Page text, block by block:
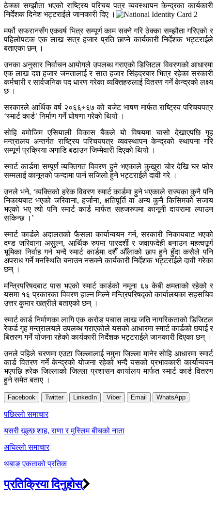
ठेक्का सम्झौता भएको राष्ट्रिय परिचय पत्र व्यवस्थापन केन्द्रका कार्यकारी
निर्देशक दिनेश भट्टराईले जानकारी दिए ।
मर्फो सफरानसँग एकवर्ष भित्र सम्पूर्ण काम सक्ने गरि ठेक्का सम्झौता गरिएको र
पहिलोपटक एक लाख सत्र हजार प्रति छाप्ने कार्यकारी निर्देशक भट्टराईले
बताएका छन् ।
उनका अनुसार निर्वाचन आयोगले उपलब्ध गराएको डिजिटल विवरणको आधारमा
एक लाख दश हजार जनतालाई र सात हजार सिंहदरबार भित्र रहेका सरकारी
कर्मचारी र सार्वजनिक पद धारण गरेका व्यक्तिहरुलाई वितरण गर्ने केन्द्रको लक्ष्य
छ ।
सरकारले आर्थिक वर्ष २०६६÷६७ को बजेट भाषण मार्फत राष्ट्रिय परिचयपत्र
‘स्मार्ट कार्ड’ निर्माण गर्ने घोषणा गरेको थियो ।
सोहि बमोजिम एसियाली विकास बैंकले यो विषयमा चासो देखाएपछि गृह
मन्त्रालय अन्तर्गत राष्ट्रिय परिचयपत्र व्यवस्थापन केन्द्रको स्थापना गरि
सम्पूर्ण प्रक्रिया अगाडि बढाउन जिम्मेवारी दिएको थियो ।
स्मार्ट कार्डमा सम्पूर्ण व्यक्तिगत विवरण हुने भएकाले कुखुरा चोर देखि घर फोर
सम्मलाई कानूनको फन्दामा पार्न सजिलो हुने भट्टराईले दावी गरे ।
उनले भने, ‘व्यक्तिको हरेक विवरण स्मार्ट कार्डमा हुने भएकाले राज्यका कुनै पनि
निकायबाट भएको जरिवाना, हर्जाना, क्षतिपूर्ति वा अन्य कुनै किसिमको सजाय
भएको भए त्यो पनि स्मार्ट कार्ड मार्फत सहजरुपमा कानूनी दायरामा ल्याउन
सकिन्छ ।’
स्मार्ट कार्डले अदालतको फैसला कार्यान्वयन गर्न, सरकारी निकायबाट भएको
दण्ड जरिवाना असुल्न, आर्थिक रुपमा पारदर्शी र जवाफदेही बनाउन महत्वपूर्ण
भूमिका निर्वाह गर्न भन्दै स्मार्ट कार्डमा दशैँ औँलाको छाप हुने हुँदा कसैले पनि
अपराध गर्ने मनस्थिति बनाउन नसक्ने कार्यकारी निर्देशक भट्टराईले दावी गरेका
छन् ।
मन्त्रिपरिषदबाट पास भएको स्मार्ट कार्डको नमूना ६४ केबी क्षमताको रहेको र
यसमा १६ प्रकारका विवरण हाल्न मिल्ने मन्त्रिपरिषद्को कार्यालयका सहसचिव
उत्तर कुमार खत्रीले बताएको छन् ।
स्मार्ट कार्ड निर्माणका लागि एक करोड पचास लाख जति नागरिकताको डिजिटल
रेकर्ड गृह मन्त्रालयले उपलब्ध गराएकोले यसको आधारमा स्मार्ट कार्डको छपाई र
बितरण गर्ने योजना रहेको कार्यकारी निर्देशक भट्टराईले जानकारी दिएका छन् ।
उनले पहिले चरणमा एउटा जिल्लालाई नमुना जिल्ला मानेर सोहि आधारमा स्मार्ट
कार्ड वितरण गर्ने केन्द्रको योजना रहेको भन्दै यसको प्रभावकारी कार्यान्वयन
भएपछि हरेक जिल्लाको जिल्ला प्रशासन कार्यालय मार्फत स्मार्ट कार्ड वितरण
हुने समेत बताए ।
Facebook Twitter LinkedIn Viber Email WhatsApp
Post
navigation
पछिल्लाे समाचार
यसरी खुल्छ शाह, राणा र मुस्लिम बीचको नाता
अघिल्लाे समाचार
थबाङ एकताको प्रतिक
प्रतिक्रिया दिनुहोस्